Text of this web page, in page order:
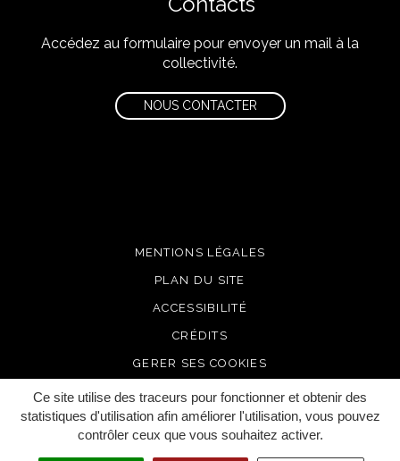
Ce site utilise des traceurs pour fonctionner et obtenir des
statistiques d'utilisation afin améliorer l'utilisation, vous pouvez
contrôler ceux que vous souhaitez activer.
Accédez au formulaire pour envoyer un mail à la
collectivité.
NOUS CONTACTER
MENTIONS LÉGALES
PLAN DU SITE
ACCESSIBILITÉ
CRÉDITS
GERER SES COOKIES